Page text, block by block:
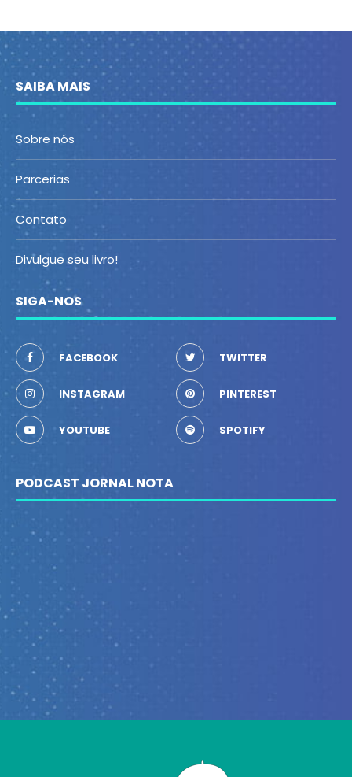
SAIBA MAIS
Sobre nós
Parcerias
Contato
Divulgue seu livro!
SIGA-NOS
FACEBOOK TWITTER
INSTAGRAM PINTEREST
YOUTUBE SPOTIFY
PODCAST JORNAL NOTA